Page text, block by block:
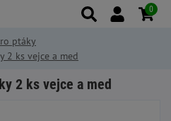
ptáky
2 ks vejce a med
2 ks vejce a med
0